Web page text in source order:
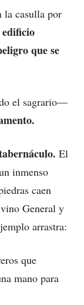
la casulla por
edificio
que se
el sagrario—
El
inmenso
caen
General y
arrastra:
que
mano para